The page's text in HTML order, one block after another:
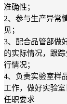
准确性；
2、参与生产异常
见；
3、配合品管部做
的实际情况，跟
行情况；
4、负责实验室样
工作，做好实验室
任职要求